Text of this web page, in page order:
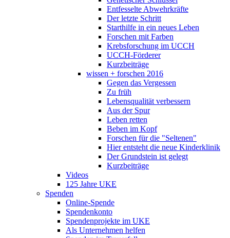
Entfesselte Abwehrkräfte
Der letzte Schritt
Starthilfe in ein neues Leben
Forschen mit Farben
Krebsforschung im UCCH
UCCH-Förderer
Kurzbeiträge
wissen + forschen 2016
Gegen das Vergessen
Zu früh
Lebensqualität verbessern
Aus der Spur
Leben retten
Beben im Kopf
Forschen für die "Seltenen"
Hier entsteht die neue Kinderklinik
Der Grundstein ist gelegt
Kurzbeiträge
Videos
125 Jahre UKE
Spenden
Online-Spende
Spendenkonto
Spendenprojekte im UKE
Als Unternehmen helfen